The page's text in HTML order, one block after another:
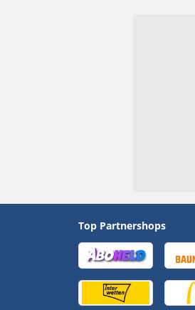
Top Partnershops